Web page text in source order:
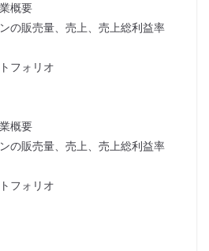
概要
の販売量、売上、売上総利益率
フォリオ
概要
の販売量、売上、売上総利益率
フォリオ